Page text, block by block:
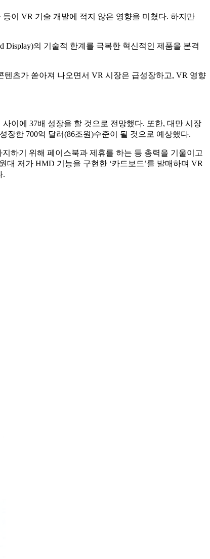
이 VR 기술 개발에 적지 않은 영향을 미쳤다. 하지만
의 기술적 한계를 극복한 혁신적인 제품을 본격
츠가 쏟아져 나오면서 VR 시장은 급성장하고, VR 영향
이에 37배 성장을 할 것으로 전망했다. 또한, 대만 시장
장한 700억 달러(86조원)수준이 될 것으로 예상했다.
하기 위해 페이스북과 제휴를 하는 등 총력을 기울이고
대 저가 HMD 기능을 구현한 ‘카드보드’를 발매하며 VR
.